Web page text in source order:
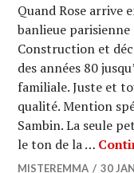
Quand Rose arrive
banlieue parisienne
Construction et
des années 80
familiale. Juste et
qualité. Mention
Sambin. La seule
le ton de la …
MISTEREMMA 30